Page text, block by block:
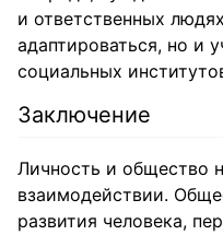
и ответственных
адаптироваться, но и
социальных
Заключение
Личность и общество
взаимодействии.
развития человека,